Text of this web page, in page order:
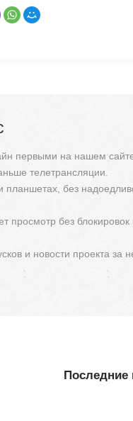
первыми на нашем
телетрансляции.
планшетах, без
просмотр без блокировок
и новости проекта за
Последние